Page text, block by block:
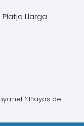
Llarga
Playas de